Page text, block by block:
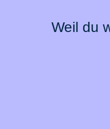
Weil du